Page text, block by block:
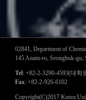
02841, Department of
145 Anam-ro, Seongbuk-
Tel: +82-2-3290-4593(대학
Fax: +82-2-926-6102
Copyright(C)2017 Korea